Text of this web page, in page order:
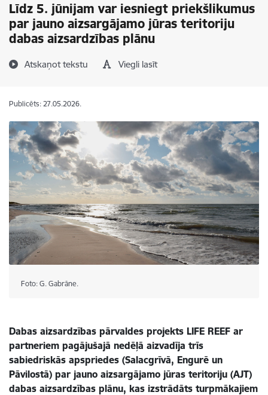
Līdz 5. jūnijam var iesniegt priekšlikumus
par jauno aizsargājamo jūras teritoriju
dabas aizsardzības plānu
Atskaņot tekstu Viegli lasīt
Publicēts: 27.05.2026.
Foto: G. Gabrāne.
Dabas aizsardzības pārvaldes projekts LIFE REEF ar
partneriem pagājušajā nedēļā aizvadīja trīs
sabiedriskās apspriedes (Salacgrīvā, Engurē un
Pāvilostā) par jauno aizsargājamo jūras teritoriju (AJT)
dabas aizsardzības plānu, kas izstrādāts turpmākajiem